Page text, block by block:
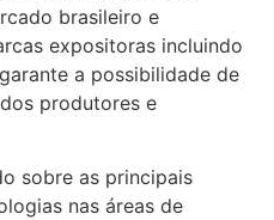
brasileiro e
expositoras incluindo
a possibilidade de
produtores e
sobre as principais
nas áreas de